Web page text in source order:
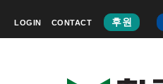
LOGIN CONTACT 후원